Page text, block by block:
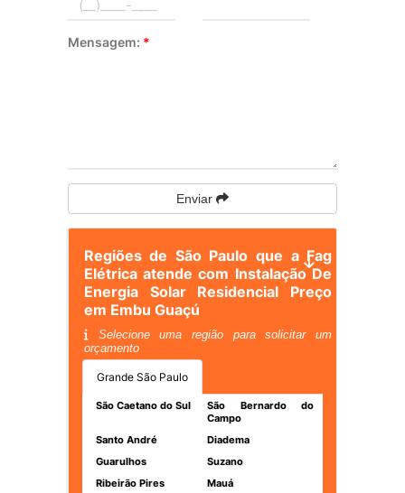
Mensagem: *
Enviar
Regiões de São Paulo que a Fag
Elétrica atende com Instalação De
Energia Solar Residencial Preço
em Embu Guaçú
Selecione uma região para solicitar um
orçamento
Grande São Paulo
São Caetano do Sul
São Bernardo do
Campo
Santo André
Diadema
Guarulhos
Suzano
Ribeirão Pires
Mauá